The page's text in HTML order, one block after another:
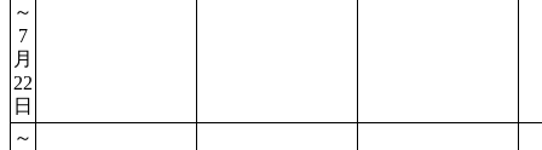
～
7
月
22
日
～